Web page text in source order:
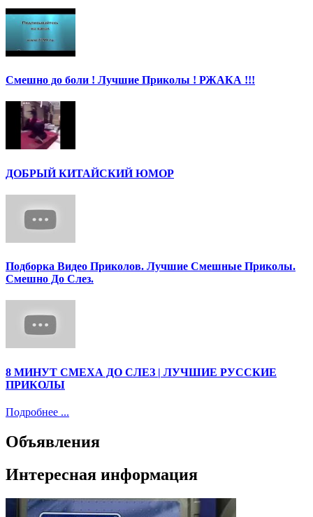
Смешно до боли ! Лучшие Приколы ! РЖАКА !!!
ДОБРЫЙ КИТАЙСКИЙ ЮМОР
Подборка Видео Приколов. Лучшие Смешные Приколы.
Смешно До Слез.
8 МИНУТ СМЕХА ДО СЛЕЗ | ЛУЧШИЕ РУССКИЕ
ПРИКОЛЫ
Подробнее ...
Объявления
Интересная информация